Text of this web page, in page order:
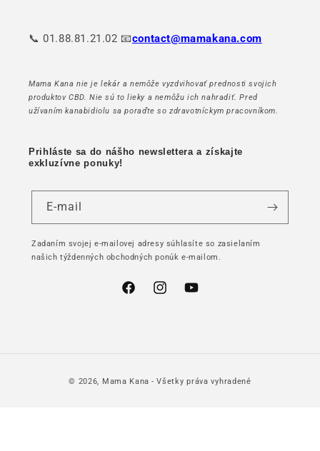
📞 01.88.81.21.02 📧contact@mamakana.com
Mama Kana nie je lekár a nemôže vyzdvihovať prednosti svojich
produktov CBD. Nie sú to lieky a nemôžu ich nahradiť. Pred
užívaním kanabidiolu sa poraďte so zdravotníckym pracovníkom.
Prihláste sa do nášho newslettera a získajte
exkluzívne ponuky!
E-mail
Zadaním svojej e-mailovej adresy súhlasíte so zasielaním
našich týždenných obchodných ponúk e-mailom.
FacebookInstagramYouTube
© 2026, Mama Kana - Všetky práva vyhradené